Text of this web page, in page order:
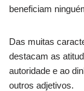
beneficiam
Das muitas
destacam as
autoridade e ao
outros adjetivos.